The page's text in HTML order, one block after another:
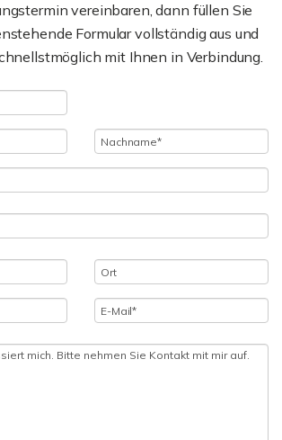
vereinbaren, dann füllen Sie
Formular vollständig aus und
mit Ihnen in Verbindung.